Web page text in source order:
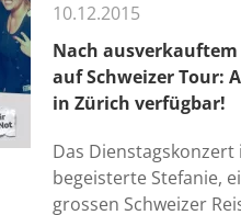
10.12.2015
Nach
auf Schweizer Tour:
in Zürich verfügbar!
Das
begeisterte Stefanie,
grossen Schweizer